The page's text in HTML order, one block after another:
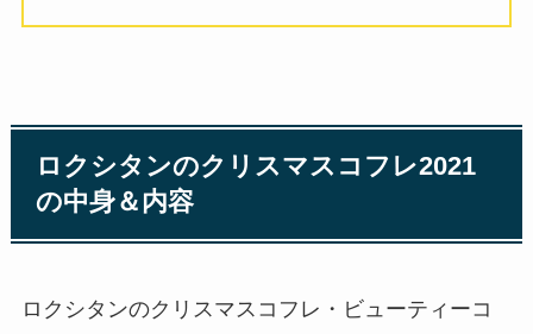
ロクシタンのクリスマスコフレ2021
の中身＆内容
ロクシタンのクリスマスコフレ・ビューティーコ